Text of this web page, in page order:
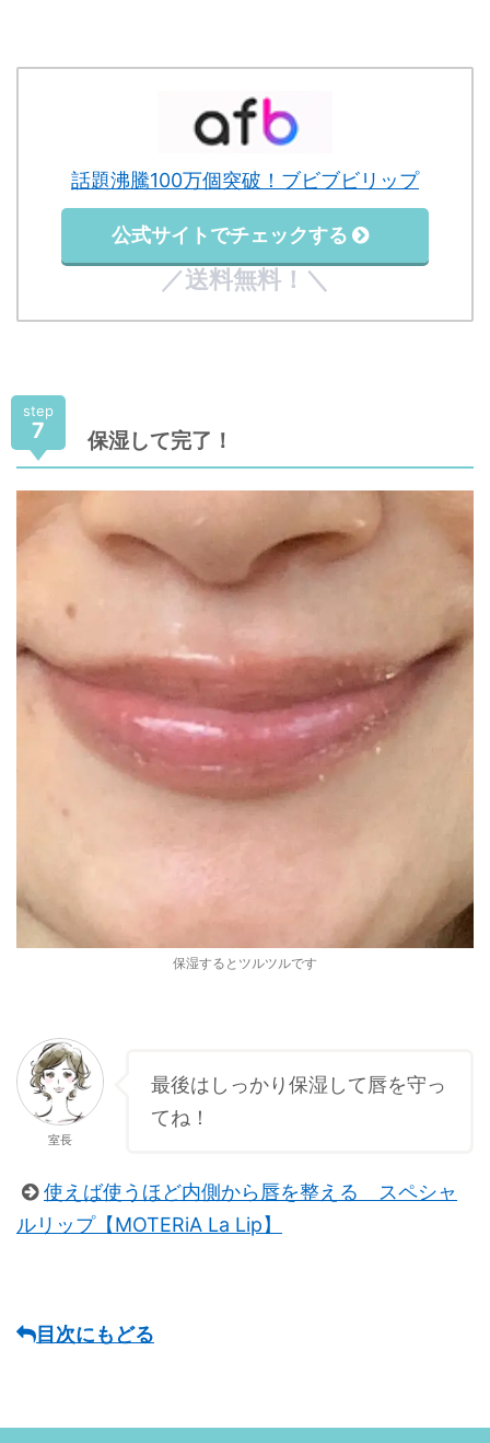
話題沸騰100万個突破！ブビブビリップ
公式サイトでチェックする
／送料無料！＼
step
7 保湿して完了！
保湿するとツルツルです
室長
最後はしっかり保湿して唇を守っ
てね！
使えば使うほど内側から唇を整える スペシャ
ルリップ【MOTERiA La Lip】
目次にもどる